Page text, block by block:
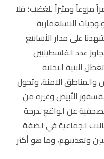
مروعاً ومثيراً للغضب؛ فلا
بجذوره في الأيديولوجيات الاستعمارية
على مدار الأسابيع
عدد الفلسطينيين
في ظل تعطل البنية التحتية
الآمنة، وتحول
الأبيض وغيره من
عن الواقع لدرجة
الجماعية في الضفة
وتعذيبهم، وما هو أكثر